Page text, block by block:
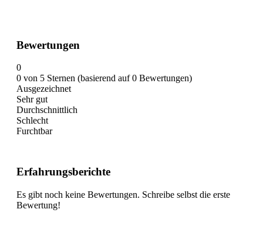
Bewertungen
0
0 von 5 Sternen (basierend auf 0 Bewertungen)
Ausgezeichnet
Sehr gut
Durchschnittlich
Schlecht
Furchtbar
Erfahrungsberichte
Es gibt noch keine Bewertungen. Schreibe selbst die erste
Bewertung!